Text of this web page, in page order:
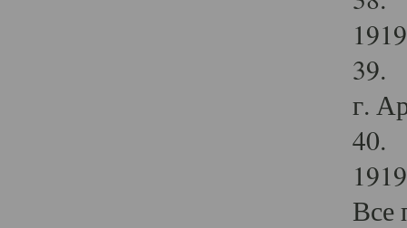
39.
г.
40.
Все